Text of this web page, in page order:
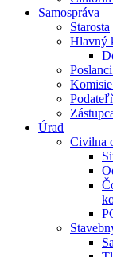
Samospráva
Starosta
Hlavný
Úrad
Civilna